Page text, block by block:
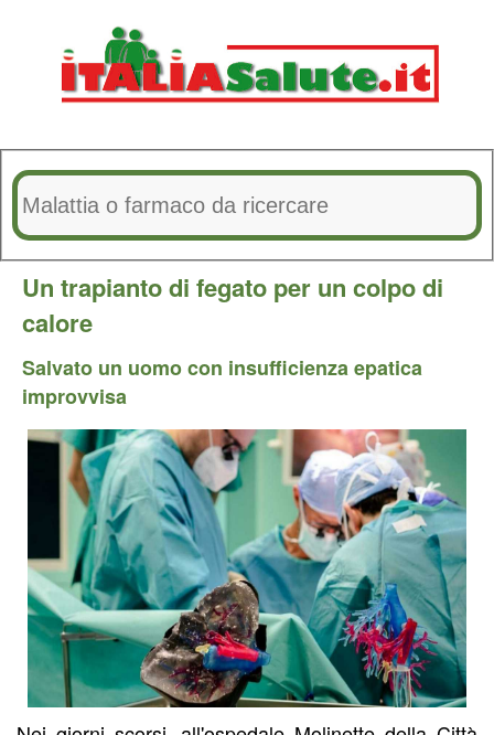
Un trapianto di fegato per un colpo di
calore
Salvato un uomo con insufficienza epatica
improvvisa